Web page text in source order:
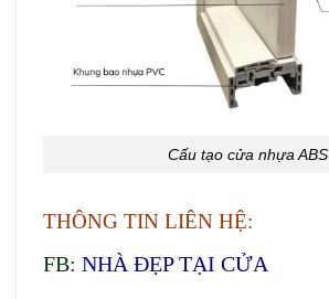
Cấu tạo cửa nhựa ABS
THÔNG TIN LIÊN HỆ:
FB: NHÀ ĐẸP TẠI CỬA